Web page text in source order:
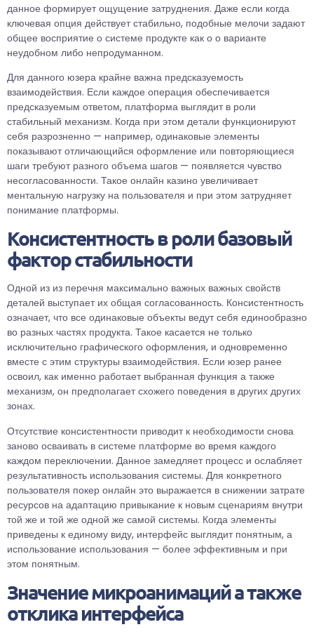
данное формирует ощущение затруднения. Даже если когда
ключевая опция действует стабильно, подобные мелочи задают
общее восприятие о системе продукте как о о варианте
неудобном либо непродуманном.
Для данного юзера крайне важна предсказуемость
взаимодействия. Если каждое операция обеспечивается
предсказуемым ответом, платформа выглядит в роли
стабильный механизм. Когда при этом детали функционируют
себя разрозненно — например, одинаковые элементы
показывают отличающийся оформление или повторяющиеся
шаги требуют разного объема шагов — появляется чувство
несогласованности. Такое онлайн казино увеличивает
ментальную нагрузку на пользователя и при этом затрудняет
понимание платформы.
Консистентность в роли базовый
фактор стабильности
Одной из из перечня максимально важных важных свойств
деталей выступает их общая согласованность. Консистентность
означает, что все одинаковые объекты ведут себя единообразно
во разных частях продукта. Такое касается не только
исключительно графического оформления, и одновременно
вместе с этим структуры взаимодействия. Если юзер ранее
освоил, как именно работает выбранная функция а также
механизм, он предполагает схожего поведения в других других
зонах.
Отсутствие консистентности приводит к необходимости снова
заново осваивать в системе платформе во время каждого
каждом переключении. Данное замедляет процесс и ослабляет
результативность использования системы. Для конкретного
пользователя покер онлайн это выражается в снижении затрате
ресурсов на адаптацию привыкание к новым сценариям внутри
той же и той же одной же самой системы. Когда элементы
приведены к единому виду, интерфейс выглядит понятным, а
использование использования — более эффективным и при
этом понятным.
Значение микроанимаций а также
отклика интерфейса